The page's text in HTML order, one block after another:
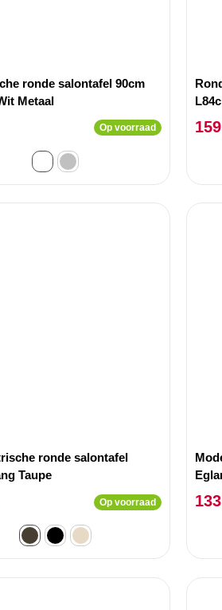
ronde salontafel 90cm
Metaal
Op voorraad
ronde salontafel
Taupe
Op voorraad